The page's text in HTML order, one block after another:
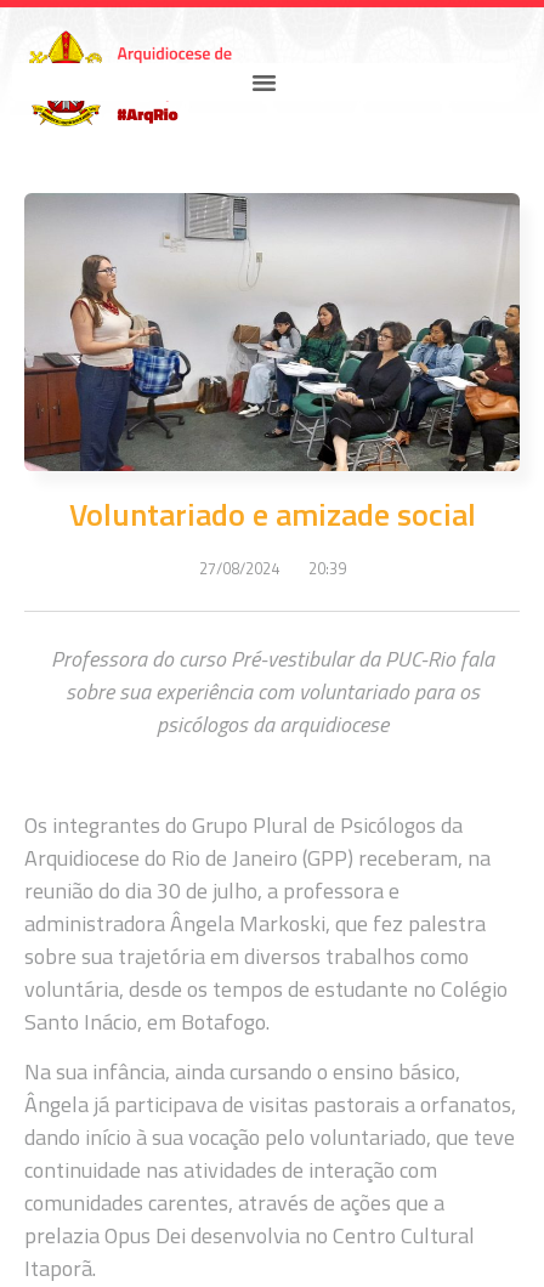
Voluntariado e amizade social
27/08/2024 20:39
Professora do curso Pré-vestibular da PUC-Rio fala
sobre sua experiência com voluntariado para os
psicólogos da arquidiocese
Os integrantes do Grupo Plural de Psicólogos da
Arquidiocese do Rio de Janeiro (GPP) receberam, na
reunião do dia 30 de julho, a professora e
administradora Ângela Markoski, que fez palestra
sobre sua trajetória em diversos trabalhos como
voluntária, desde os tempos de estudante no Colégio
Santo Inácio, em Botafogo.
Na sua infância, ainda cursando o ensino básico,
Ângela já participava de visitas pastorais a orfanatos,
dando início à sua vocação pelo voluntariado, que teve
continuidade nas atividades de interação com
comunidades carentes, através de ações que a
prelazia Opus Dei desenvolvia no Centro Cultural
Itaporã.